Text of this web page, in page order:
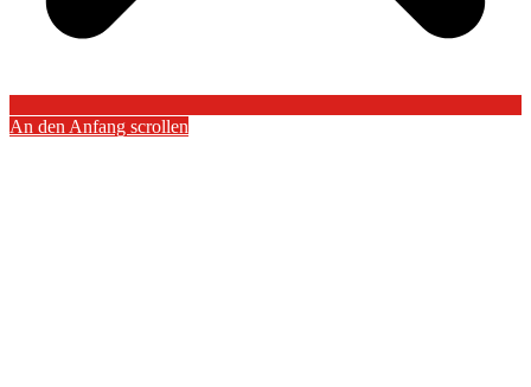
An den Anfang scrollen